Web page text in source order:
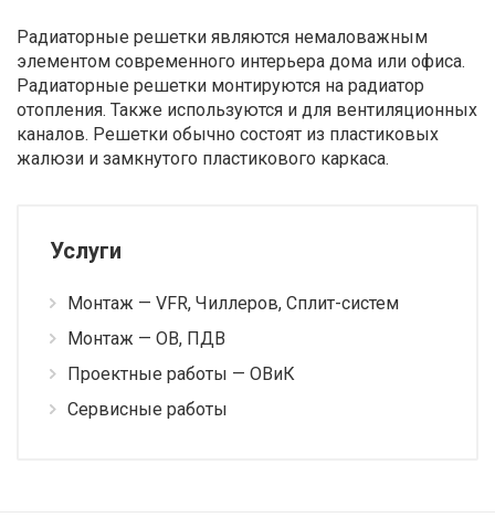
Радиаторные решетки являются немаловажным
элементом современного интерьера дома или офиса.
Радиаторные решетки монтируются на радиатор
отопления. Также используются и для вентиляционных
каналов. Решетки обычно состоят из пластиковых
жалюзи и замкнутого пластикового каркаса.
Услуги
Монтаж — VFR, Чиллеров, Сплит-систем
Монтаж — ОВ, ПДВ
Проектные работы — ОВиК
Сервисные работы